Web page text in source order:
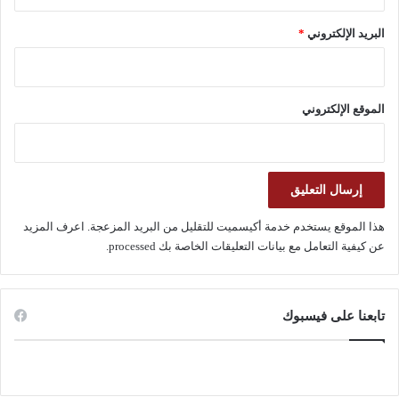
البريد الإلكتروني *
الموقع الإلكتروني
هذا الموقع يستخدم خدمة أكيسميت للتقليل من البريد المزعجة. اعرف المزيد
عن كيفية التعامل مع بيانات التعليقات الخاصة بك processed
.
تابعنا على فيسبوك